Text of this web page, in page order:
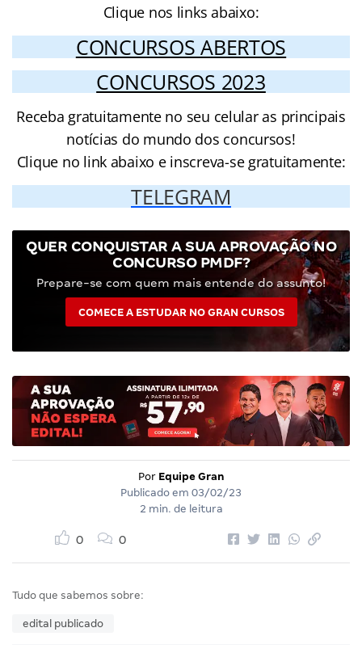
Clique nos links abaixo:
CONCURSOS ABERTOS
CONCURSOS 2023
Receba gratuitamente no seu celular as principais
notícias do mundo dos concursos!
Clique no link abaixo e inscreva-se gratuitamente:
TELEGRAM
QUER CONQUISTAR A SUA APROVAÇÃO NO
CONCURSO PMDF?
Prepare-se com quem mais entende do assunto!
COMECE A ESTUDAR NO GRAN CURSOS
Por Equipe Gran
Publicado em 03/02/23
2 min. de leitura
0 0
Tudo que sabemos sobre:
edital publicado